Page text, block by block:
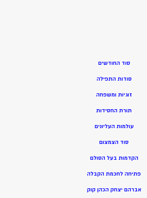
סוד החודשים
סודות התפילה
זוגיות ומשפחה
תורת החסידות
עולמות העליונים
סוד הצמצום
הקדמות בעל הסולם
פתיחה לחכמת הקבלה
אברהם יצחק הכהן קוק